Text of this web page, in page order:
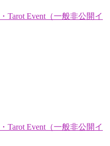
Tarot Event（一般非公開イ
Tarot Event（一般非公開イ